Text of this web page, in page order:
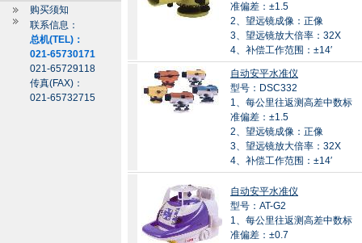
购买须知
联系信息：
总机(TEL)：
021-65730171
021-65729118
传真(FAX)：
021-65732715
准偏差：±1.5
2、望远镜成像：正像
3、望远镜放大倍率：32X
4、补偿工作范围：±14′
自动安平水准仪
型号：DSC332
1、每公里往返测高差中数标
准偏差：±1.5
2、望远镜成像：正像
3、望远镜放大倍率：32X
4、补偿工作范围：±14′
自动安平水准仪
型号：AT-G2
1、每公里往返测高差中数标
准偏差：±0.7